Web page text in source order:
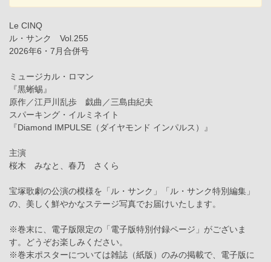
Le CINQ
ル・サンク Vol.255
2026年6・7月合併号
ミュージカル・ロマン
『黒蜥蜴』
原作／江戸川乱歩 戯曲／三島由紀夫
スパーキング・イルミネイト
『Diamond IMPULSE（ダイヤモンド インパルス）』
主演
桜木 みなと、春乃 さくら
宝塚歌劇の公演の模様を「ル・サンク」「ル・サンク特別編集」
の、美しく鮮やかなステージ写真でお届けいたします。
※巻末に、電子版限定の「電子版特別付録ページ」がございま
す。どうぞお楽しみください。
※巻末ポスターについては雑誌（紙版）のみの掲載で、電子版に